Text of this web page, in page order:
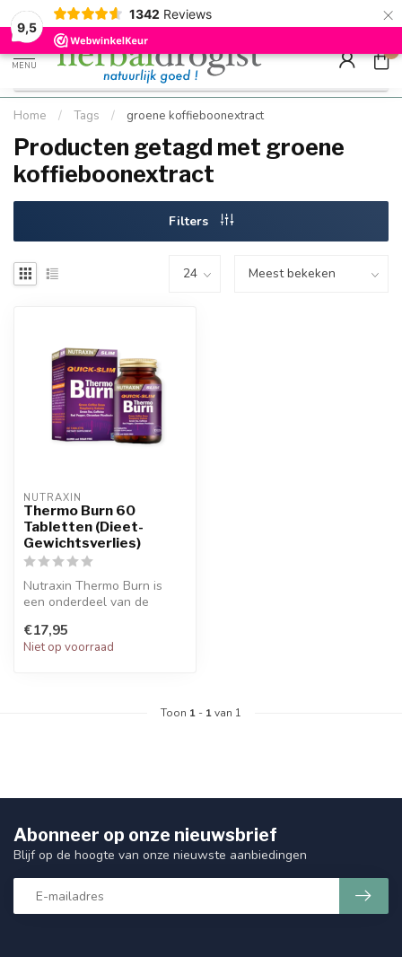
9,5
1342 Reviews ×
Kostenloser DE-Versand ab Mindestbestellwert |
Schnell geliefert
Minimum
Hızlı
MENU
0
Home / Tags / groene koffieboonextract
Producten getagd met groene
koffieboonextract
Filters
NUTRAXIN
Thermo Burn 60
Tabletten (Dieet-
Gewichtsverlies)
Nutraxin Thermo Burn is
een onderdeel van de
met chro...
€17,95
Niet op voorraad
Toon 1 - 1van 1
Abonneer op onze nieuwsbrief
Blijf op de hoogte van onze nieuwste aanbiedingen